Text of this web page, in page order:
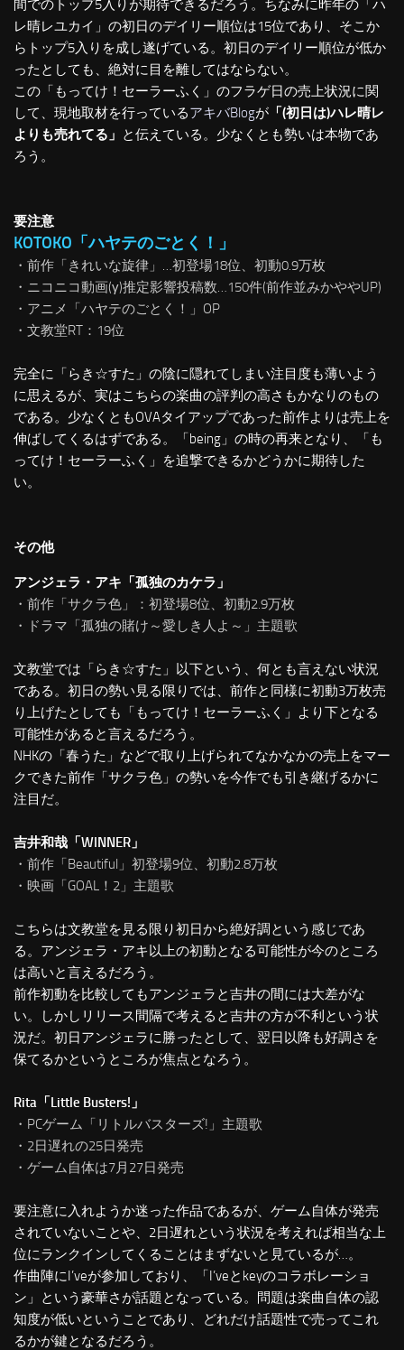
間でのトップ5入りが期待できるだろう。ちなみに昨年の「ハ
レ晴レユカイ」の初日のデイリー順位は15位であり、そこか
らトップ5入りを成し遂げている。初日のデイリー順位が低か
ったとしても、絶対に目を離してはならない。
この「もってけ！セーラーふく」のフラゲ日の売上状況に関
して、現地取材を行っているアキバBlogが 「(初日は)ハレ晴レ
よりも売れてる」 と伝えている。少なくとも勢いは本物であ
ろう。
要注意
KOTOKO「ハヤテのごとく！」
・前作「きれいな旋律」…初登場18位、初動0.9万枚
・ニコニコ動画(γ)推定影響投稿数…150件(前作並みかややUP)
・アニメ「ハヤテのごとく！」OP
・文教堂RT：19位
完全に「らき☆すた」の陰に隠れてしまい注目度も薄いよう
に思えるが、実はこちらの楽曲の評判の高さもかなりのもの
である。少なくともOVAタイアップであった前作よりは売上を
伸ばしてくるはずである。「being」の時の再来となり、「も
ってけ！セーラーふく」を追撃できるかどうかに期待した
い。
その他
アンジェラ・アキ「孤独のカケラ」
・前作「サクラ色」：初登場8位、初動2.9万枚
・ドラマ「孤独の賭け～愛しき人よ～」主題歌
文教堂では「らき☆すた」以下という、何とも言えない状況
である。初日の勢い見る限りでは、前作と同様に初動3万枚売
り上げたとしても「もってけ！セーラーふく」より下となる
可能性があると言えるだろう。
NHKの「春うた」などで取り上げられてなかなかの売上をマー
クできた前作「サクラ色」の勢いを今作でも引き継げるかに
注目だ。
吉井和哉「WINNER」
・前作「Beautiful」初登場9位、初動2.8万枚
・映画「GOAL！2」主題歌
こちらは文教堂を見る限り初日から絶好調という感じであ
る。アンジェラ・アキ以上の初動となる可能性が今のところ
は高いと言えるだろう。
前作初動を比較してもアンジェラと吉井の間には大差がな
い。しかしリリース間隔で考えると吉井の方が不利という状
況だ。初日アンジェラに勝ったとして、翌日以降も好調さを
保てるかというところが焦点となろう。
Rita「Little Busters!」
・PCゲーム「リトルバスターズ!」主題歌
・2日遅れの25日発売
・ゲーム自体は7月27日発売
要注意に入れようか迷った作品であるが、ゲーム自体が発売
されていないことや、2日遅れという状況を考えれば相当な上
位にランクインしてくることはまずないと見ているが…。
作曲陣にI’veが参加しており、「I’veとkeyのコラボレーショ
ン」という豪華さが話題となっている。問題は楽曲自体の認
知度が低いということであり、どれだけ話題性で売ってこれ
るかが鍵となるだろう。